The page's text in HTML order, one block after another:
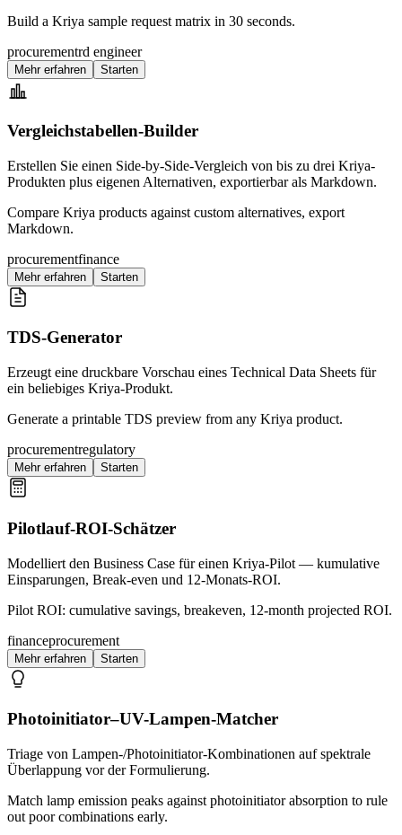
Build a Kriya sample request matrix in 30 seconds.
procurementrd engineer
Mehr erfahren Starten
Vergleichstabellen-Builder
Erstellen Sie einen Side-by-Side-Vergleich von bis zu drei Kriya-
Produkten plus eigenen Alternativen, exportierbar als Markdown.
Compare Kriya products against custom alternatives, export
Markdown.
procurementfinance
Mehr erfahren Starten
TDS-Generator
Erzeugt eine druckbare Vorschau eines Technical Data Sheets für
ein beliebiges Kriya-Produkt.
Generate a printable TDS preview from any Kriya product.
procurementregulatory
Mehr erfahren Starten
Pilotlauf-ROI-Schätzer
Modelliert den Business Case für einen Kriya-Pilot — kumulative
Einsparungen, Break-even und 12-Monats-ROI.
Pilot ROI: cumulative savings, breakeven, 12-month projected ROI.
financeprocurement
Mehr erfahren Starten
Photoinitiator–UV-Lampen-Matcher
Triage von Lampen-/Photoinitiator-Kombinationen auf spektrale
Überlappung vor der Formulierung.
Match lamp emission peaks against photoinitiator absorption to rule
out poor combinations early.